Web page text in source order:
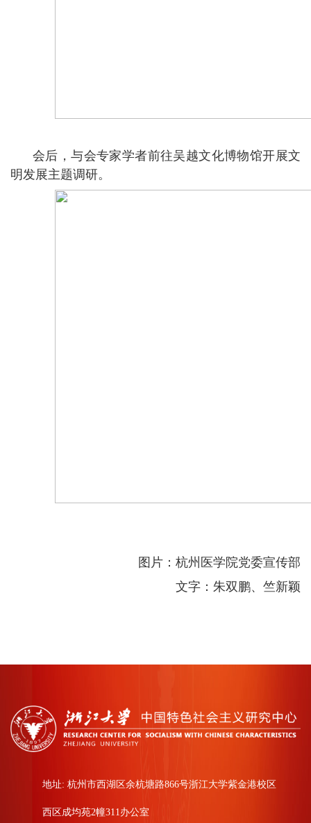
会后，与会专家学者前往吴越文化博物馆开展文
明发展主题调研。
图片：杭州医学院党委宣传部
文字：朱双鹏、竺新颖
地址: 杭州市西湖区余杭塘路866号浙江大学紫金港校区
西区成均苑2幢311办公室